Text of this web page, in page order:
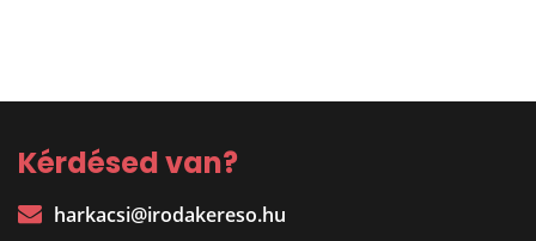
Kérdésed van?
harkacsi@irodakereso.hu